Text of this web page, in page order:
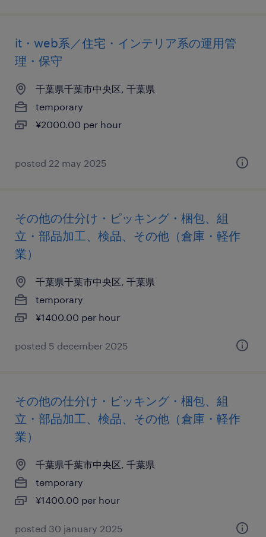
it・web系／住宅・インテリア系の運用管
理・保守
千葉県千葉市中央区, 千葉県
temporary
¥2000.00 per hour
posted 22 may 2025
その他の仕分け・ピッキング・梱包、組
立・部品加工、検品、その他（倉庫・軽作
業）
千葉県千葉市中央区, 千葉県
temporary
¥1400.00 per hour
posted 5 december 2025
その他の仕分け・ピッキング・梱包、組
立・部品加工、検品、その他（倉庫・軽作
業）
千葉県千葉市中央区, 千葉県
temporary
¥1400.00 per hour
posted 30 january 2025